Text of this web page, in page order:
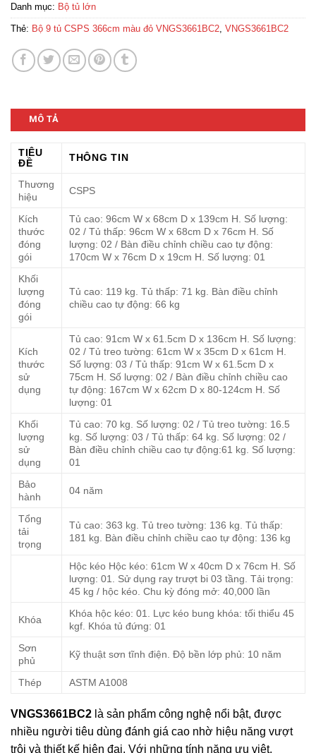
Danh mục: Bộ tủ lớn
Thẻ: Bộ 9 tủ CSPS 366cm màu đỏ VNGS3661BC2 VNGS3661BC2
MÔ TẢ
TIÊU
ĐỀ
THÔNG TIN
Thương
hiệu
CSPS
Kích
thước
đóng
gói
Tủ cao: 96cm W x 68cm D x 139cm H. Số lượng:
02 / Tủ thấp: 96cm W x 68cm D x 76cm H. Số
lượng: 02 / Bàn điều chỉnh chiều cao tự động:
170cm W x 76cm D x 19cm H. Số lượng: 01
Khối
lượng
đóng
gói
Tủ cao: 119 kg. Tủ thấp: 71 kg. Bàn điều chỉnh
chiều cao tự động: 66 kg
Kích
thước
sử
dụng
Tủ cao: 91cm W x 61.5cm D x 136cm H. Số lượng:
02 / Tủ treo tường: 61cm W x 35cm D x 61cm H.
Số lượng: 03 / Tủ thấp: 91cm W x 61.5cm D x
75cm H. Số lượng: 02 / Bàn điều chỉnh chiều cao
tự động: 167cm W x 62cm D x 80-124cm H. Số
lượng: 01
Khối
lượng
sử
dụng
Tủ cao: 70 kg. Số lượng: 02 / Tủ treo tường: 16.5
kg. Số lượng: 03 / Tủ thấp: 64 kg. Số lượng: 02 /
Bàn điều chỉnh chiều cao tự động:61 kg. Số lượng:
01
Bảo
hành
04 năm
Tổng
tải
trọng
Tủ cao: 363 kg. Tủ treo tường: 136 kg. Tủ thấp:
181 kg. Bàn điều chỉnh chiều cao tự động: 136 kg
Hộc kéo Hộc kéo: 61cm W x 40cm D x 76cm H. Số
lượng: 01. Sử dụng ray trượt bi 03 tầng. Tải trọng:
45 kg / hộc kéo. Chu kỳ đóng mở: 40,000 lần
Khóa
Khóa hộc kéo: 01. Lực kéo bung khóa: tối thiểu 45
kgf. Khóa tủ đứng: 01
Sơn
phủ
Kỹ thuật sơn tĩnh điện. Độ bền lớp phủ: 10 năm
Thép ASTM A1008
VNGS3661BC2 là sản phẩm công nghệ nổi bật, được
nhiều người tiêu dùng đánh giá cao nhờ hiệu năng vượt
trội và thiết kế hiện đại. Với những tính năng ưu việt,